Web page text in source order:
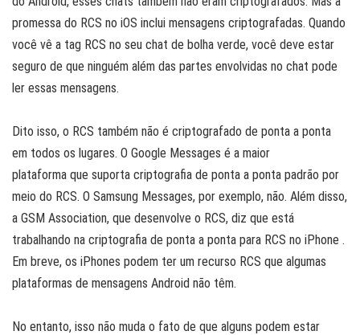
promessa do RCS no iOS inclui mensagens criptografadas. Quando
você vê a tag RCS no seu chat de bolha verde, você deve estar
seguro de que ninguém além das partes envolvidas no chat pode
ler essas mensagens.
Dito isso, o RCS também não é criptografado de ponta a ponta
em todos os lugares. O Google Messages é a maior
plataforma que suporta criptografia de ponta a ponta padrão por
meio do RCS. O Samsung Messages, por exemplo, não. Além disso,
a GSM Association, que desenvolve o RCS, diz que está
trabalhando na criptografia de ponta a ponta para RCS no iPhone .
Em breve, os iPhones podem ter um recurso RCS que algumas
plataformas de mensagens Android não têm.
No entanto, isso não muda o fato de que alguns podem estar